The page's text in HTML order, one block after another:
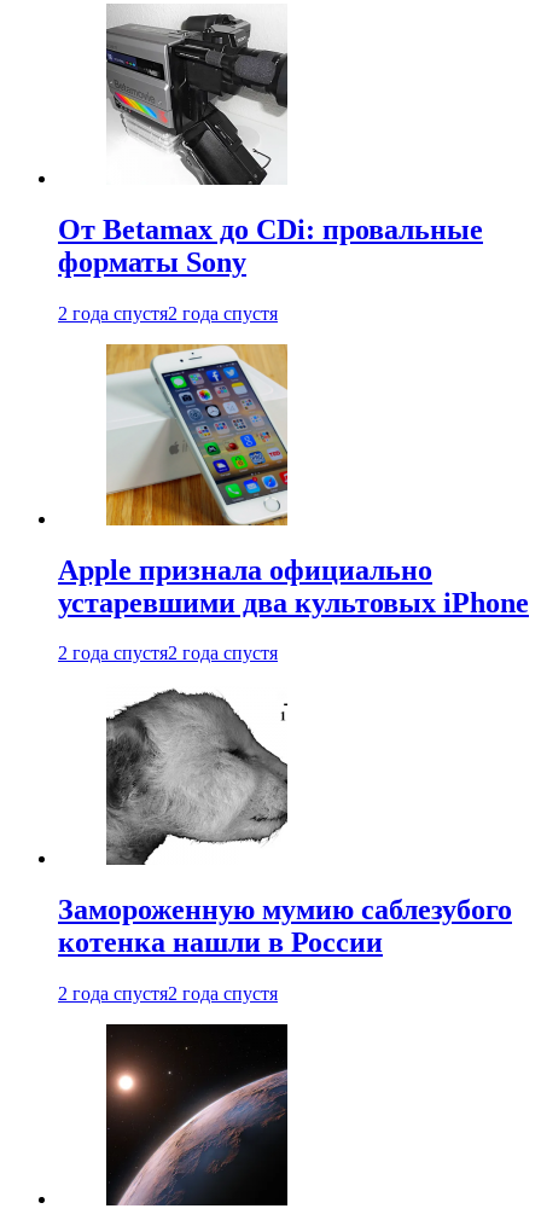
От Betamax до CDi: провальные
форматы Sony
2 года спустя2 года спустя
Apple признала официально
устаревшими два культовых iPhone
2 года спустя2 года спустя
Замороженную мумию саблезубого
котенка нашли в России
2 года спустя2 года спустя